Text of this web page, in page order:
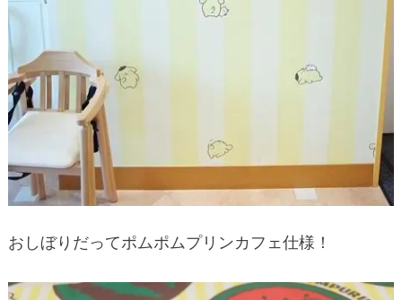
おしぼりだってポムポムプリンカフェ仕様！